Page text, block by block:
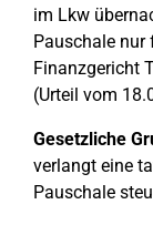
im Lkw
Pauschale nur
Finanzgericht
(Urteil vom
Gesetzliche
verlangt eine
Pauschale